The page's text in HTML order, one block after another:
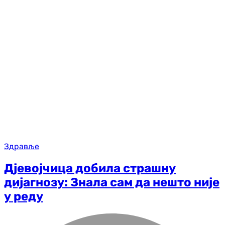
Здравље
Дјевојчица добила страшну
дијагнозу: Знала сам да нешто није
у реду